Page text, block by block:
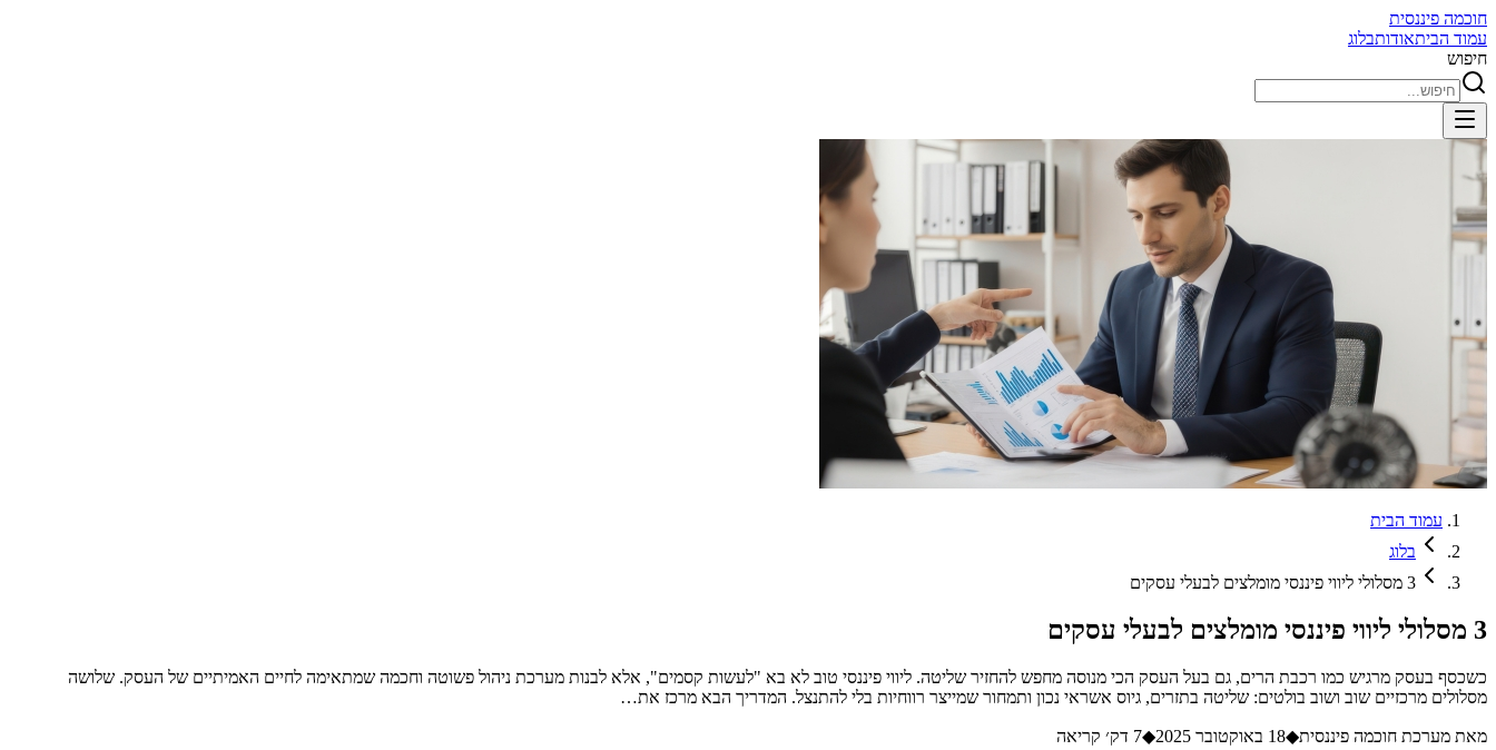
חוכמה פיננסית
עמוד הביתאודותבלוג
חיפוש
עמוד הבית
בלוג
3 מסלולי ליווי פיננסי מומלצים לבעלי עסקים
3 מסלולי ליווי פיננסי מומלצים לבעלי עסקים
כשכסף בעסק מרגיש כמו רכבת הרים, גם בעל העסק הכי מנוסה מחפש להחזיר שליטה. ליווי פיננסי טוב לא בא "לעשות קסמים", אלא לבנות מערכת ניהול פשוטה וחכמה שמתאימה לחיים האמיתיים של העסק. שלושה
מסלולים מרכזיים שוב ושוב בולטים: שליטה בתזרים, גיוס אשראי נכון ותמחור שמייצר רווחיות בלי להתנצל. המדריך הבא מרכז את…
מאת מערכת חוכמה פיננסית◆18 באוקטובר 2025 ◆
7 דק׳ קריאה